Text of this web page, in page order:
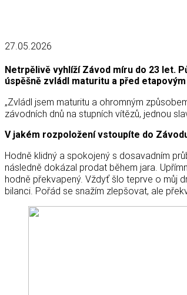
27.05.2026
Netrpělivě vyhlíží Závod míru do 23 let.
úspěšně zvládl maturitu a před
„Zvládl jsem maturitu a ohromným
závodních dnů na stupních vítězů, jednou
V jakém rozpoložení vstoupíte do
Hodně klidný a spokojený s dosavadním
následně dokázal prodat během jara.
hodně překvapený. Vždyť šlo teprve o můj
bilanci. Pořád se snažím zlepšovat, ale